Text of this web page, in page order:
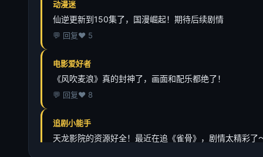
动漫迷
仙逆更新到150集了，国漫崛起！期待后续剧情
💬 回复❤️ 5
电影爱好者
《风吹麦浪》真的封神了，画面和配乐都绝了！
💬 回复❤️ 8
追剧小能手
天龙影院的资源好全！最近在追《雀骨》，剧情太精彩了